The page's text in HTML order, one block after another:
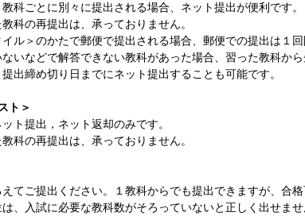
科ごとに別々に提出される場合、ネット提出が便利です。
科の再提出は、承っておりません。
ル＞のかたで郵便で提出される場合、郵便での提出は１
いなどで解答できない教科があった場合、習った教科か
出締め切り日までにネット提出することも可能です。
ト＞
ト提出，ネット返却のみです。
科の再提出は、承っておりません。
てご提出ください。１教科からでも提出できますが、合
、入試に必要な教科数がそろっていないと正しく出せませ